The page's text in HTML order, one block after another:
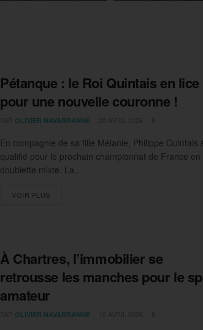
Pétanque : le Roi Quintais en lice
pour une nouvelle couronne !
OLIVIER NAVARRANNE
En compagnie de sa fille Mélanie, Philippe Quintais
qualifié pour le prochain championnat de France en
doublette mixte. La...
VOIR PLUS
À Chartres, l’immobilier se
retrousse les manches pour le
amateur
OLIVIER NAVARRANNE